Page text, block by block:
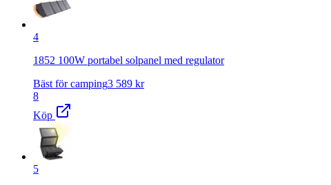
4
1852 100W portabel solpanel med regulator
Bäst för camping3 589 kr
8
Köp
5